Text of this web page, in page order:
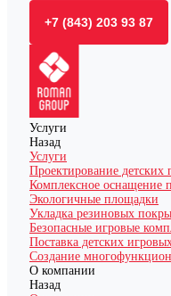
+7 (843) 203 93 87
Услуги
Назад
Услуги
Проектирование детских
Комплексное оснащение
Экологичные площадки
Укладка резиновых
Безопасные игровые
Поставка детских
Создание
О компании
Назад